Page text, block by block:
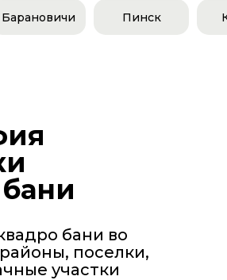
Барановичи Пинск
бани во
поселки,
участки